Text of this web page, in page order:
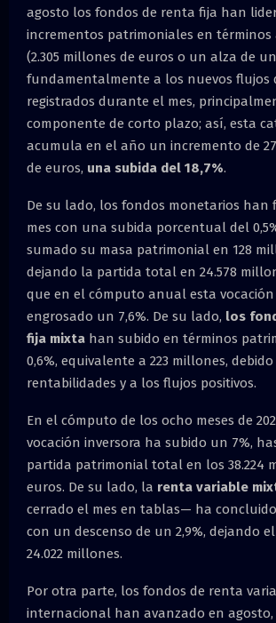
agosto los fondos de renta fija han
incrementos patrimoniales en
(2.305 millones de euros o un alza de
fundamentalmente a los nuevos flujos
registrados durante el mes,
componente de corto plazo; así, esta
acumula en el año un incremento de
de euros, una subida del 18,7%.
De su lado, los fondos monetarios han
mes con una subida porcentual del
sumado su masa patrimonial en 128
dejando la partida total en 24.578
que en el cómputo anual esta vocación
engrosado un 7,6%. De su lado, los
fija mixta han subido en términos
0,6%, equivalente a 223 millones,
rentabilidades y a los flujos positivos.
En el cómputo de los ocho meses de
vocación inversora ha subido un 7%,
partida patrimonial total en los 38.224
euros. De su lado, la renta variable
cerrado el mes en tablas— ha
con un descenso de un 2,9%, dejando
24.022 millones.
Por otra parte, los fondos de renta
internacional han avanzado en agosto,